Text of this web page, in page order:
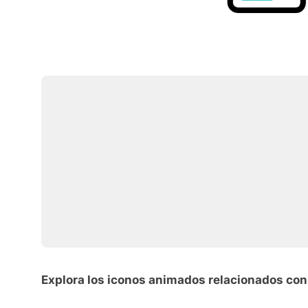
Explora los iconos animados relacionados